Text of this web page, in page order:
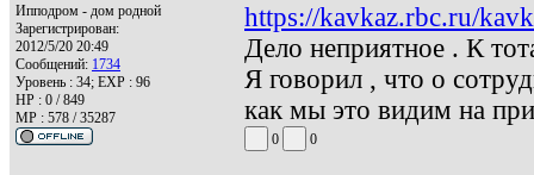
Ипподром - дом родной
Зарегистрирован:
2012/5/20 20:49
Сообщений: 1734
Уровень : 34; EXP : 96
HP : 0 / 849
MP : 578 / 35287
https://kavkaz.rbc.ru/
Дело неприятное . К
Я говорил , что о
как мы это видим на
0 0